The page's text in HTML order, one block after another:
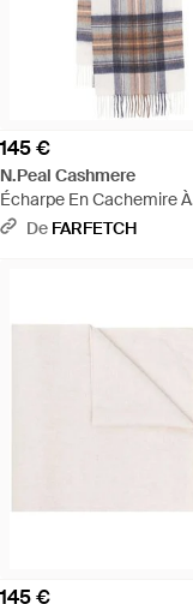
145 €
N.Peal Cashmere
Écharpe En Cachemire À
Carreaux - Blanc
De FARFETCH
145 €